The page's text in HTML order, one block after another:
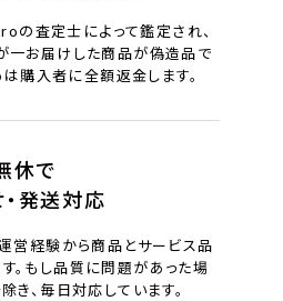
査定士によって鑑定され、
一お届けした商品が偽造品で
購入者に全額返金します。
休で
発送対応
営経験から商品とサービス品
。もし品質に問題があった場
き、毎日対応しています。